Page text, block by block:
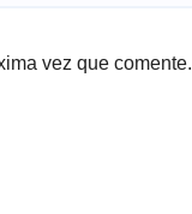
vez que comente.